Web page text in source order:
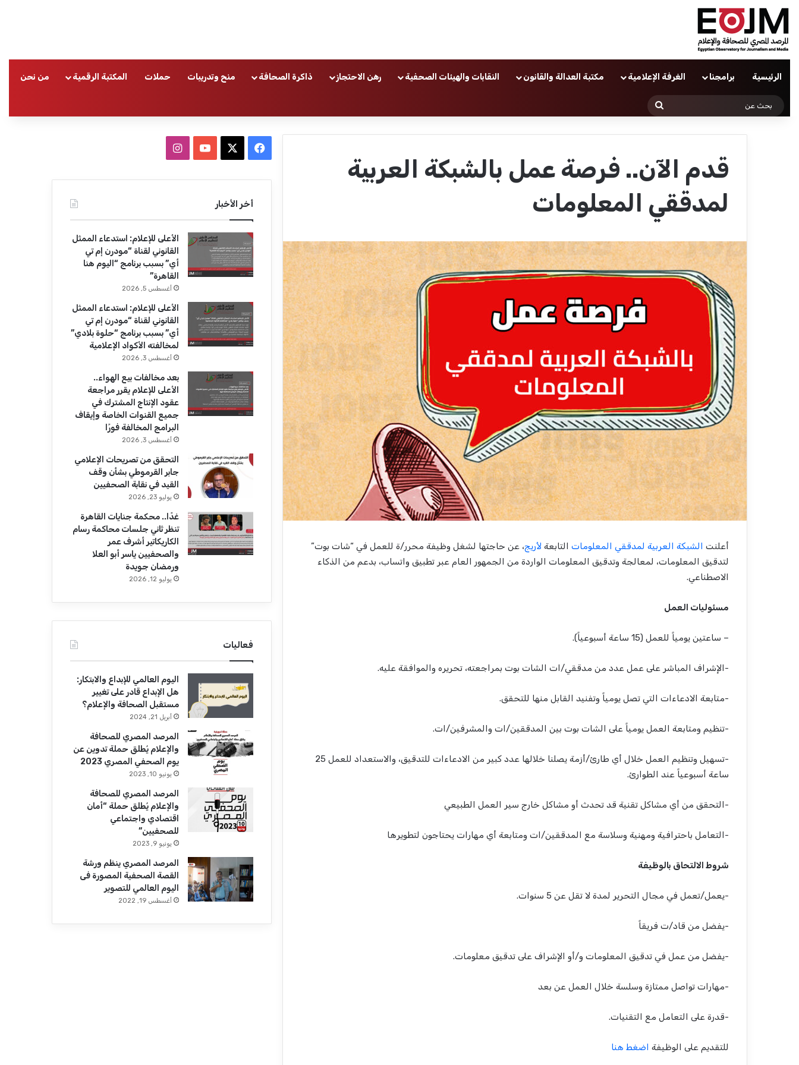
الرئيسية برامجنا الغرفة الإعلامية مكتبة العدالة والقانون النقابات والهيئات الصحفية رهن الاحتجاز ذاكرة الصحافة منح وتدريبات حملات المكتبة الرقمية من نحن
قدم الآن.. فرصة عمل بالشبكة العربية
لمدققي المعلومات
أعلنت الشبكة العربية لمدققي المعلومات التابعة لأريج، عن حاجتها لشغل وظيفة محرر/ة للعمل في “شات بوت”
لتدقيق المعلومات، لمعالجة وتدقيق المعلومات الواردة من الجمهور العام عبر تطبيق واتساب، بدعم من الذكاء
الاصطناعي.
مسئوليات العمل
– ساعتين يومياً للعمل (15 ساعة أسبوعياً).
-الإشراف المباشر على عمل عدد من مدققي/ات الشات بوت بمراجعته، تحريره والموافقة عليه.
-متابعة الادعاءات التي تصل يومياً وتفنيد القابل منها للتحقق.
-تنظيم ومتابعة العمل يومياً على الشات بوت بين المدققين/ات والمشرفين/ات.
-تسهيل وتنظيم العمل خلال أي طارئ/أزمة يصلنا خلالها عدد كبير من الادعاءات للتدقيق، والاستعداد للعمل 25
ساعة أسبوعياً عند الطوارئ.
-التحقق من أي مشاكل تقنية قد تحدث أو مشاكل خارج سير العمل الطبيعي
-التعامل باحترافية ومهنية وسلاسة مع المدققين/ات ومتابعة أي مهارات يحتاجون لتطويرها
شروط الالتحاق بالوظيفة
-يعمل/تعمل في مجال التحرير لمدة لا تقل عن 5 سنوات.
-يفضل من قاد/ت فريقاً
-يفضل من عمل في تدقيق المعلومات و/أو الإشراف على تدقيق معلومات.
-مهارات تواصل ممتازة وسلسة خلال العمل عن بعد
-قدرة على التعامل مع التقنيات.
للتقديم على الوظيفة اضغط هنا
ب
و
ك
u
T
u
e
ا
ت
ق
ر
ا
م
أخر الأخبار
الأعلى للإعلام: استدعاء الممثل
القانوني لقناة “مودرن إم تي
أي” بسبب برنامج “اليوم هنا
القاهرة”
أغسطس 5, 2026
الأعلى للإعلام: استدعاء الممثل
القانوني لقناة “مودرن إم تي
أي” بسبب برنامج “حلوة بلادي”
لمخالفته الأكواد الإعلامية
أغسطس 3, 2026
بعد مخالفات بيع الهواء..
الأعلى للإعلام يقرر مراجعة
عقود الإنتاج المشترك في
جميع القنوات الخاصة وإيقاف
البرامج المخالفة فورًا
أغسطس 3, 2026
التحقق من تصريحات الإعلامي
جابر القرموطي بشأن وقف
القيد في نقابة الصحفيين
يوليو 23, 2026
غدًا.. محكمة جنايات القاهرة
تنظر ثاني جلسات محاكمة رسام
الكاريكاتير أشرف عمر
والصحفيين ياسر أبو العلا
ورمضان جويدة
يوليو 12, 2026
فعاليات
اليوم العالمي للإبداع والابتكار:
هل الإبداع قادر على تغيير
مستقبل الصحافة والإعلام؟
أبريل 21, 2024
المرصد المصري للصحافة
والإعلام يُطلق حملة تدوين عن
يوم الصحفي المصري 2023
يونيو 10, 2023
المرصد المصري للصحافة
والإعلام يُطلق حملة “أمان
اقتصادي واجتماعي
للصحفيين”
يونيو 9, 2023
المرصد المصري ينظم ورشة
القصة الصحفية المصورة فى
اليوم العالمي للتصوير
أغسطس 19, 2022